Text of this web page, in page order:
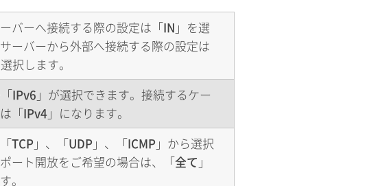
バーへ接続する際の設定は「IN 」を選
ーバーから外部へ接続する際の設定は
択します。
IPv6 」が選択できます。接続するケー
「IPv4 」になります。
TCP 」、「UDP 」、「ICMP 」から選択
ート開放をご希望の場合は、「全て 」
。